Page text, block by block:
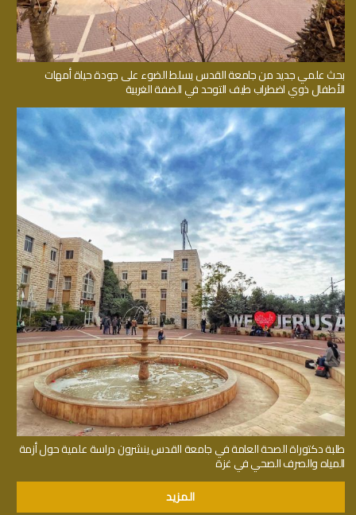
بحث علمي جديد من جامعة القدس يسلط الضوء على جودة حياة أمهات
الأطفال ذوي اضطراب طيف التوحد في الضفة الغربية
طلبة دكتوراة الصحة العامة في جامعة القدس ينشرون دراسة علمية حول أزمة
المياه والصرف الصحي في غزة
المزيد